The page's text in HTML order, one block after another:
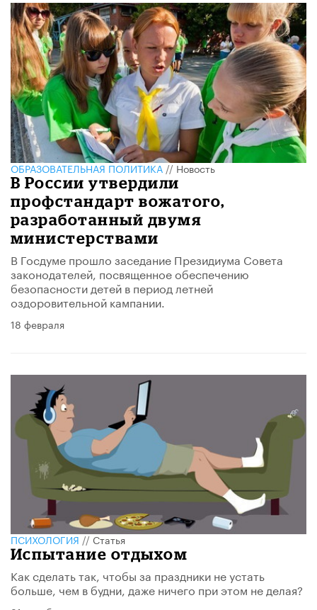
ОБРАЗОВАТЕЛЬНАЯ ПОЛИТИКА//Новость
В России утвердили
профстандарт вожатого,
разработанный двумя
министерствами
В Госдуме прошло заседание Президиума Совета
законодателей, посвященное обеспечению
безопасности детей в период летней
оздоровительной кампании.
18 февраля
ПСИХОЛОГИЯ//Статья
Испытание отдыхом
Как сделать так, чтобы за праздники не устать
больше, чем в будни, даже ничего при этом не делая?